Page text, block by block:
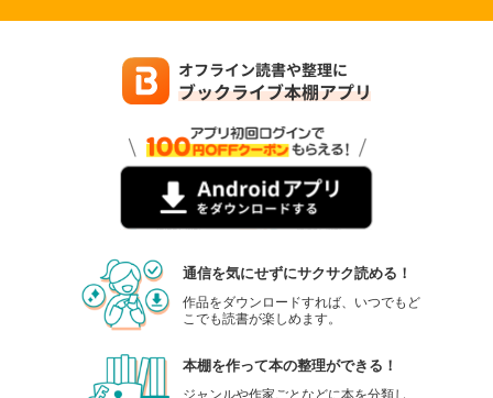
通信を気にせずにサクサク読める！
作品をダウンロードすれば、いつでもど
こでも読書が楽しめます。
本棚を作って本の整理ができる！
ジャンルや作家ごとなどに本を分類し